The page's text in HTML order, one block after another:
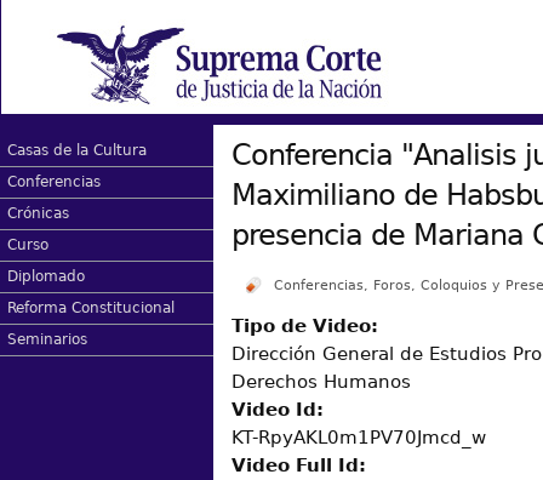
Casas de la Cultura
Conferencias
Crónicas
Curso
Diplomado
Reforma Constitucional
Seminarios
Conferencia "Analisis
Maximiliano de
presencia de Mariana
Conferencias, Foros, Coloquios y
Tipo de Video:
Dirección General de Estudios
Derechos Humanos
Video Id:
KT-RpyAKL0m1PV70Jmcd_w
Video Full Id: